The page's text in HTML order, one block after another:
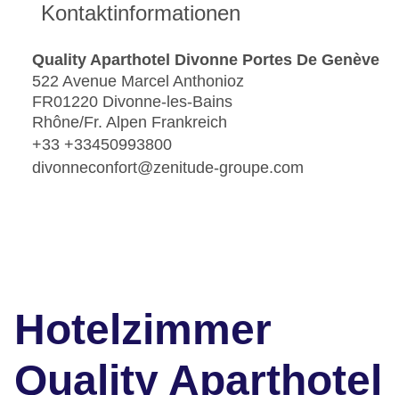
Kontaktinformationen
Quality Aparthotel Divonne Portes De Genève
522 Avenue Marcel Anthonioz
FR01220 Divonne-les-Bains
Rhône/Fr. Alpen Frankreich
+33 +33450993800
divonneconfort@zenitude-groupe.com
Hotelzimmer
Quality Aparthotel